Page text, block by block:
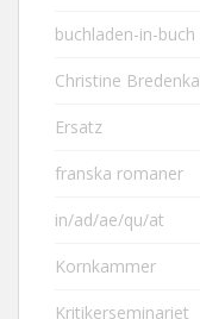
buchladen-in-buch
Christine
Ersatz
franska romaner
in/ad/ae/qu/at
Kornkammer
Kritikerseminariet